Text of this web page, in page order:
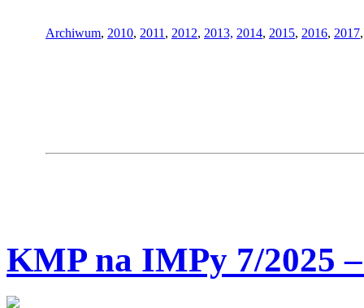
Archiwum, 2010, 2011 , 2012, 2013, 2014, 2015, 2016, 2017
KMP na IMPy 7/2025